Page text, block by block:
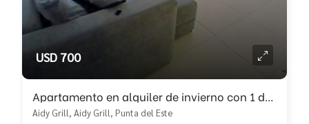
USD 700
Apartamento en alquiler de invierno con 1 dormitorio!!
Aidy Grill, Aidy Grill, Punta del Este